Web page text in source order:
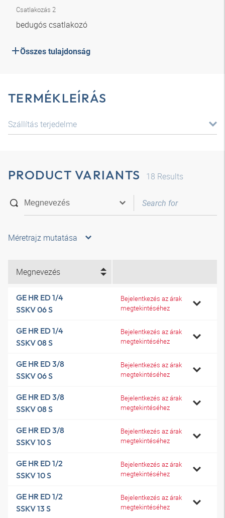
Csatlakozás 2
bedugós csatlakozó
Összes tulajdonság
TERMÉKLEÍRÁS
Szállítás terjedelme
PRODUCT VARIANTS 18 Results
Méretrajz mutatása
Megnevezés
GE HR ED 1/4
SSKV 06 S
Bejelentkezés az árak
megtekintéséhez
GE HR ED 1/4
SSKV 08 S
Bejelentkezés az árak
megtekintéséhez
GE HR ED 3/8
SSKV 06 S
Bejelentkezés az árak
megtekintéséhez
GE HR ED 3/8
SSKV 08 S
Bejelentkezés az árak
megtekintéséhez
GE HR ED 3/8
SSKV 10 S
Bejelentkezés az árak
megtekintéséhez
GE HR ED 1/2
SSKV 10 S
Bejelentkezés az árak
megtekintéséhez
GE HR ED 1/2
SSKV 13 S
Bejelentkezés az árak
megtekintéséhez